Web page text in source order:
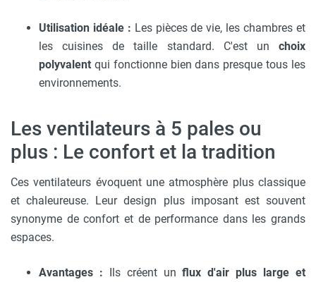
Utilisation idéale : Les pièces de vie, les chambres et
les cuisines de taille standard. C'est un choix
polyvalent qui fonctionne bien dans presque tous les
environnements.
Les ventilateurs à 5 pales ou
plus : Le confort et la tradition
Ces ventilateurs évoquent une atmosphère plus classique
et chaleureuse. Leur design plus imposant est souvent
synonyme de confort et de performance dans les grands
espaces.
Avantages : Ils créent unflux d'air plus large et